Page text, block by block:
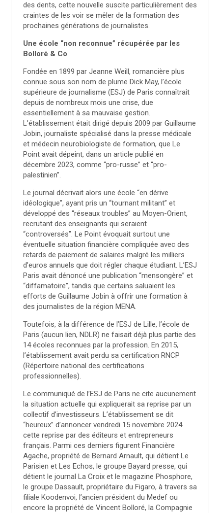
des dents, cette nouvelle suscite particulièrement des
craintes de les voir se mêler de la formation des
prochaines générations de journalistes.
Une école “non reconnue” récupérée par les
Bolloré & Co
Fondée en 1899 par Jeanne Weill, romancière plus
connue sous son nom de plume Dick May, l’école
supérieure de journalisme (ESJ) de Paris connaîtrait
depuis de nombreux mois une crise, due
essentiellement à sa mauvaise gestion.
L’établissement était dirigé depuis 2009 par Guillaume
Jobin, journaliste spécialisé dans la presse médicale
et médecin neurobiologiste de formation, que Le
Point avait dépeint, dans un article publié en
décembre 2023, comme “pro-russe” et “pro-
palestinien”.
Le journal décrivait alors une école “en dérive
idéologique”, ayant pris un “tournant militant” et
développé des “réseaux troubles” au Moyen-Orient,
recrutant des enseignants qui seraient
“controversés”. Le Point évoquait surtout une
éventuelle situation financière compliquée avec des
retards de paiement de salaires malgré les milliers
d’euros annuels que doit régler chaque étudiant. L’ESJ
Paris avait dénoncé une publication “mensongère” et
“diffamatoire”, tandis que certains saluaient les
efforts de Guillaume Jobin à offrir une formation à
des journalistes de la région MENA.
Toutefois, à la différence de l’ESJ de Lille, l’école de
Paris (aucun lien, NDLR) ne faisait déjà plus partie des
14 écoles reconnues par la profession. En 2015,
l’établissement avait perdu sa certification RNCP
(Répertoire national des certifications
professionnelles).
Le communiqué de l’ESJ de Paris ne cite aucunement
la situation actuelle qui expliquerait sa reprise par un
collectif d’investisseurs. L’établissement se dit
“heureux” d’annoncer vendredi 15 novembre 2024
cette reprise par des éditeurs et entrepreneurs
français. Parmi ces derniers figurent Financière
Agache, propriété de Bernard Arnault, qui détient Le
Parisien et Les Echos, le groupe Bayard presse, qui
détient le journal La Croix et le magazine Phosphore,
le groupe Dassault, propriétaire du Figaro, à travers sa
filiale Koodenvoi, l’ancien président du Medef ou
encore la propriété de Vincent Bolloré, la Compagnie